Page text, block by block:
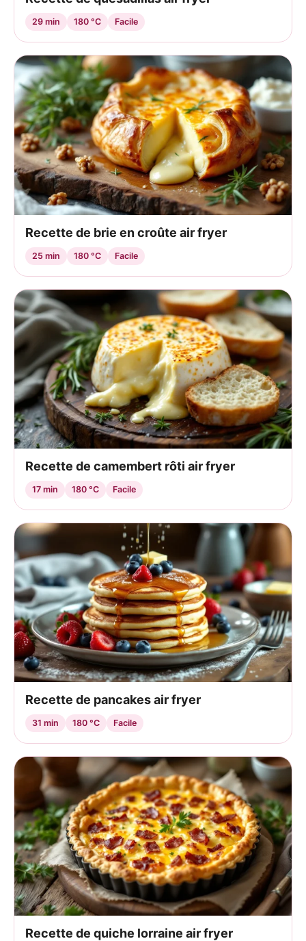
29 min 180 °C Facile
Recette de brie en croûte air fryer
25 min 180 °C Facile
Recette de camembert rôti air fryer
17 min 180 °C Facile
Recette de pancakes air fryer
31 min 180 °C Facile
Recette de quiche lorraine air fryer